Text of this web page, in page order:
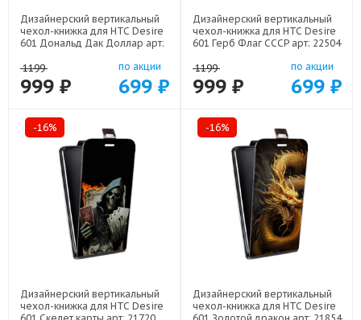
Дизайнерский вертикальный
чехол-книжка для HTC Desire
601 Дональд Дак Доллар арт:
1199
999 ₽
по акции
699 ₽
Дизайнерский вертикальный
чехол-книжка для HTC Desire
601 Герб Флаг СССР арт: 22504
1199
999 ₽
по акции
699 ₽
-16%
Дизайнерский вертикальный
чехол-книжка для HTC Desire
-16%
Дизайнерский вертикальный
чехол-книжка для HTC Desire